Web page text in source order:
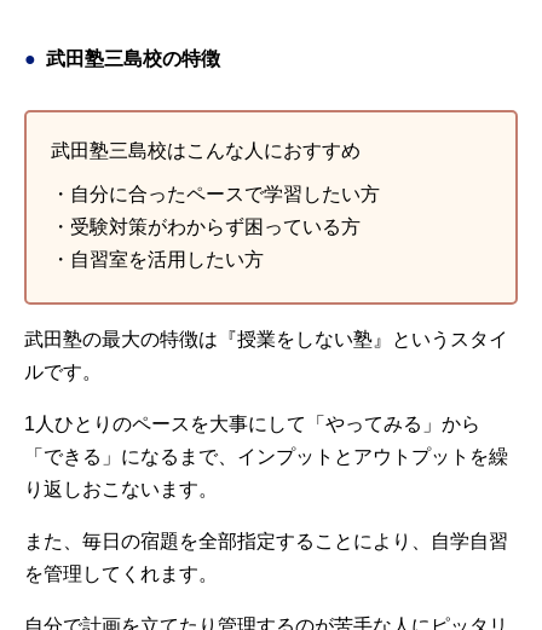
武田塾三島校の特徴
武田塾三島校はこんな人におすすめ
・自分に合ったペースで学習したい方
・受験対策がわからず困っている方
・自習室を活用したい方
武田塾の最大の特徴は『授業をしない塾』というスタイ
ルです。
1人ひとりのペースを大事にして「やってみる」から
「できる」になるまで、インプットとアウトプットを繰
り返しおこないます。
また、毎日の宿題を全部指定することにより、自学自習
を管理してくれます。